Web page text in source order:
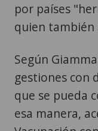
por países
quien también
Según
gestiones con
que se pueda
esa manera,